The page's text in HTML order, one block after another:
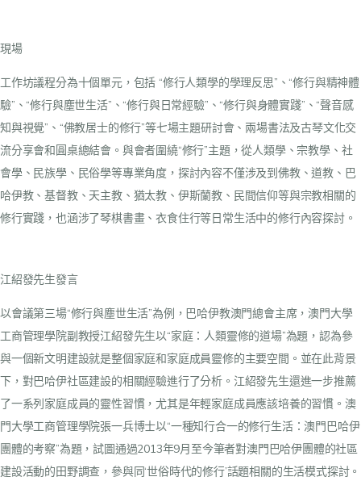
現場
工作坊議程分為十個單元，包括 “修行人類學的學理反思”、“修行與精神體
驗”、“修行與塵世生活”、“修行與日常經驗”、“修行與身體實踐”、“聲音感
知與視覺”、“佛教居士的修行”等七場主題研討會、兩場書法及古琴文化交
流分享會和圓桌總結會。與會者圍繞“修行”主題，從人類學、宗教學、社
會學、民族學、民俗學等專業角度，探討內容不僅涉及到佛教、道教、巴
哈伊教、基督教、天主教、猶太教、伊斯蘭教、民間信仰等與宗教相關的
修行實踐，也涵涉了琴棋書畫、衣食住行等日常生活中的修行內容探討。
江紹發先生發言
以會議第三場“修行與塵世生活”為例，巴哈伊教澳門總會主席，澳門大學
工商管理學院副教授江紹發先生以“家庭：人類靈修的道場”為題，認為參
與一個新文明建設就是整個家庭和家庭成員靈修的主要空間。並在此背景
下，對巴哈伊社區建設的相關經驗進行了分析。江紹發先生還進一步推薦
了一系列家庭成員的靈性習慣，尤其是年輕家庭成員應該培養的習慣。澳
門大學工商管理學院張一兵博士以“一種知行合一的修行生活：澳門巴哈伊
團體的考察”為題，試圖通過2013年9月至今筆者對澳門巴哈伊團體的社區
建設活動的田野調查，參與同‘世俗時代的修行’話題相關的生活模式探討。